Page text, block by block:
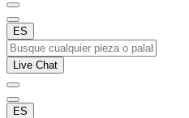
ES
Live Chat
ES